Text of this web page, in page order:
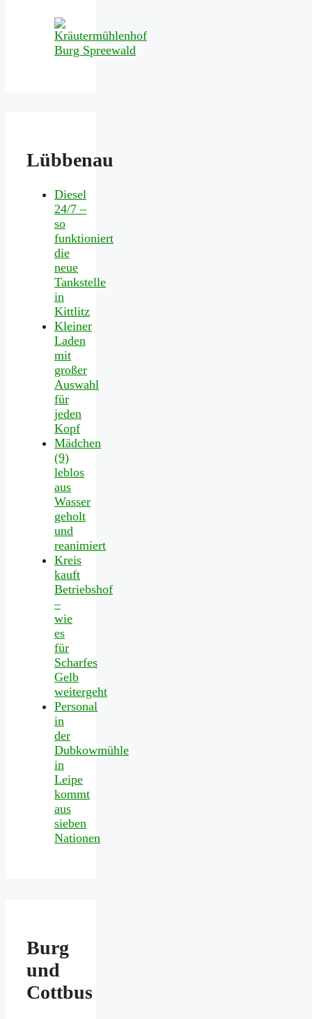
Lübbenau
Diesel
24/7 –
so
funktioniert
die
neue
Tankstelle
in
Kittlitz
Kleiner
Laden
mit
großer
Auswahl
für
jeden
Kopf
Mädchen
(9)
leblos
aus
Wasser
geholt
und
reanimiert
Kreis
kauft
Betriebshof
–
wie
es
für
Scharfes
Gelb
weitergeht
Personal
in
der
Dubkowmühle
in
Leipe
kommt
aus
sieben
Nationen
Burg
und
Cottbus